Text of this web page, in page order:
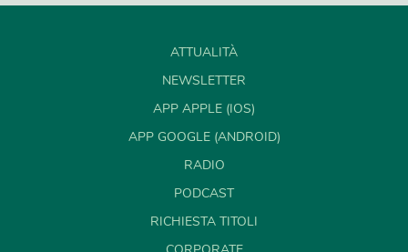
ATTUALITÀ
NEWSLETTER
APP APPLE (IOS)
APP GOOGLE (ANDROID)
RADIO
PODCAST
RICHIESTA TITOLI